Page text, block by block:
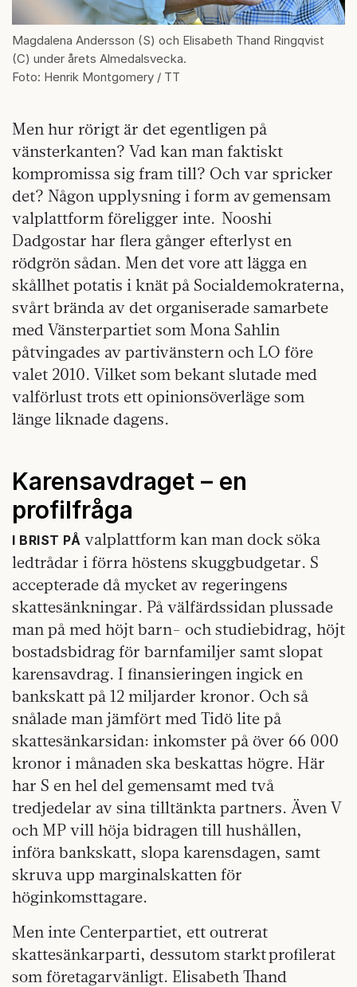
Magdalena Andersson (S) och Elisabeth Thand Ringqvist
(C) under årets Almedalsvecka.
Foto: Henrik Montgomery / TT
Men hur rörigt är det egentligen på
vänsterkanten? Vad kan man faktiskt
kompromissa sig fram till? Och var spricker
det? Någon upplysning i form av gemensam
valplattform föreligger inte. Nooshi
Dadgostar har flera gånger efterlyst en
rödgrön sådan. Men det vore att lägga en
skållhet potatis i knät på Socialdemokraterna,
svårt brända av det organiserade samarbete
med Vänsterpartiet som Mona Sahlin
påtvingades av partivänstern och LO före
valet 2010. Vilket som bekant slutade med
valförlust trots ett opinionsöverläge som
länge liknade dagens.
Karensavdraget – en
profilfråga
I BRIST PÅ valplattform kan man dock söka
ledtrådar i förra höstens skuggbudgetar. S
accepterade då mycket av regeringens
skattesänkningar. På välfärdssidan plussade
man på med höjt barn- och studiebidrag, höjt
bostadsbidrag för barnfamiljer samt slopat
karensavdrag. I finansieringen ingick en
bankskatt på 12 miljarder kronor. Och så
snålade man jämfört med Tidö lite på
skattesänkarsidan: inkomster på över 66 000
kronor i månaden ska beskattas högre. Här
har S en hel del gemensamt med två
tredjedelar av sina tilltänkta partners. Även V
och MP vill höja bidragen till hushållen,
införa bankskatt, slopa karensdagen, samt
skruva upp marginalskatten för
höginkomsttagare.
Men inte Centerpartiet, ett outrerat
skattesänkarparti, dessutom starkt profilerat
som företagarvänligt. Elisabeth Thand